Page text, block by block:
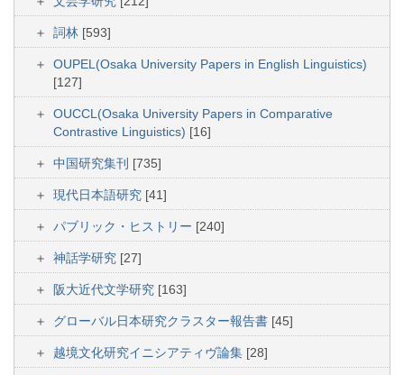
詞林 [593]
OUPEL(Osaka University Papers in English Linguistics)
[127]
OUCCL(Osaka University Papers in Comparative
Contrastive Linguistics) [16]
中国研究集刊 [735]
現代日本語研究 [41]
パブリック・ヒストリー [240]
神話学研究 [27]
阪大近代文学研究 [163]
グローバル日本研究クラスター報告書 [45]
越境文化研究イニシアティヴ論集 [28]